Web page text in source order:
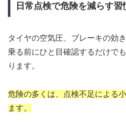
日常点検で危険を減らす習
タイヤの空気圧、ブレーキの効
乗る前にひと目確認するだけで
ります。
危険の多くは、点検不足による
ます。